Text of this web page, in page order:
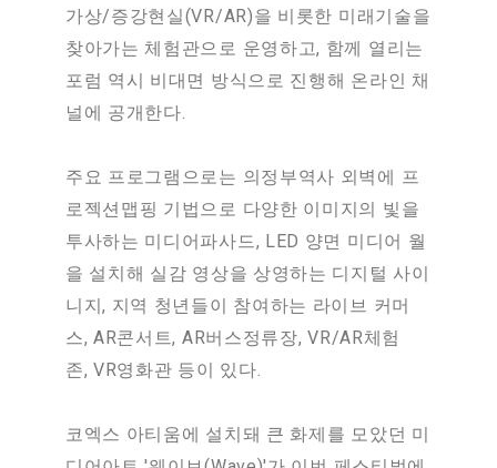
가상/증강현실(VR/AR)을 비롯한 미래기술을
찾아가는 체험관으로 운영하고, 함께 열리는
포럼 역시 비대면 방식으로 진행해 온라인 채
널에 공개한다.
주요 프로그램으로는 의정부역사 외벽에 프
로젝션맵핑 기법으로 다양한 이미지의 빛을
투사하는 미디어파사드, LED 양면 미디어 월
을 설치해 실감 영상을 상영하는 디지털 사이
니지, 지역 청년들이 참여하는 라이브 커머
스, AR콘서트, AR버스정류장, VR/AR체험
존, VR영화관 등이 있다.
코엑스 아티움에 설치돼 큰 화제를 모았던 미